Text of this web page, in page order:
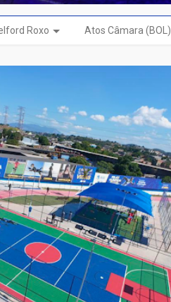
Roxo Atos Câmara (BOL)